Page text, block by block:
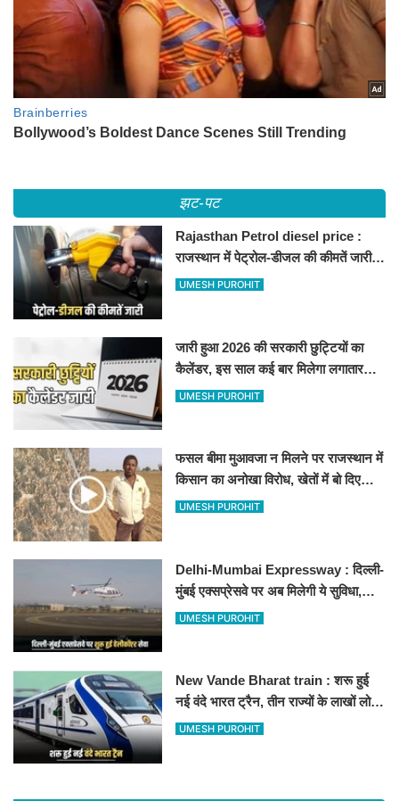
झट-पट
Rajasthan Petrol diesel price :
राजस्थान में पेट्रोल-डीजल की कीमतें जारी,
जानिए बीकानेर समेत पुरे प्रदेश में नए रेट
UMESH PUROHIT
जारी हुआ 2026 की सरकारी छुट्टियों का
कैलेंडर, इस साल कई बार मिलेगा लगातार
अवकाश, देखें
UMESH PUROHIT
फसल बीमा मुआवजा न मिलने पर राजस्थान में
किसान का अनोखा विरोध, खेतों में बो दिए
500-500 रुपए के नोट, वीडियो वायरल
UMESH PUROHIT
Delhi-Mumbai Expressway : दिल्ली-
मुंबई एक्सप्रेसवे पर अब मिलेगी ये सुविधा,
हेलीकॉप्टर सर्विस से तुरंत घायल पहुंचेगा
UMESH PUROHIT
New Vande Bharat train : शरू हुई
नई वंदे भारत ट्रैन, तीन राज्यों के लाखों लोगों
का सफर होगा आसान, देखें पूरा रूटमैप
UMESH PUROHIT